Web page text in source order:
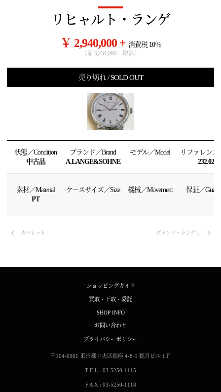
リヒャルト・ランゲ
￥ 2,940,000 + 消費税 10％
（￥ 3,234,000 税込）
売り切れ / SOLD OUT
状態／Condition
中古品
ブランド／Brand
A.LANGE&SOHNE
モデル／Model
リファレンス
232.025
素材／Material
PT
ケースサイズ／Size 機械／Movement 保証／
カバレット グランド・ランゲ１
ショッピングガイド
買取・下取・委託
SHOP INFO
お問い合わせ
プライバシーポリシー
〒104-0061 東京都中央区銀座 4-8-1 穂月ビル 1Ｆ
T E L : 03-5250-1115
F A X : 03-5250-1118